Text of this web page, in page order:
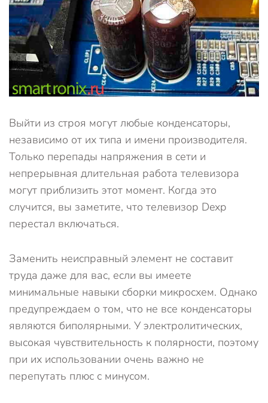
Выйти из строя могут любые конденсаторы,
независимо от их типа и имени производителя.
Только перепады напряжения в сети и
непрерывная длительная работа телевизора
могут приблизить этот момент. Когда это
случится, вы заметите, что телевизор Dexp
перестал включаться.
Заменить неисправный элемент не составит
труда даже для вас, если вы имеете
минимальные навыки сборки микросхем. Однако
предупреждаем о том, что не все конденсаторы
являются биполярными. У электролитических,
высокая чувствительность к полярности, поэтому
при их использовании очень важно не
перепутать плюс с минусом.